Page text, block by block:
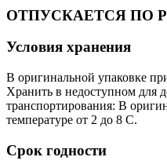
ОТПУСКАЕТСЯ ПО
Условия хранения
В оригинальной упаковке
Хранить в недоступном для
транспортирования: В
температуре от 2 до 8 С.
Срок годности